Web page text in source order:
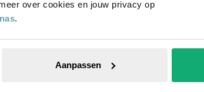
over cookies en jouw privacy op
.
Aanpassen
ze verminderen ook het lawaai in
hun stoelen schuiven en
lichte slaper bent. Maar met
erg fijn voor jezelf, maar zo maak